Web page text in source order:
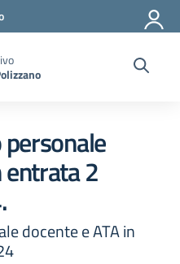
entrata 2
docente e ATA in